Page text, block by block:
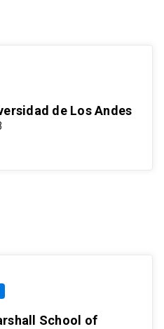
de Los Andes
School of